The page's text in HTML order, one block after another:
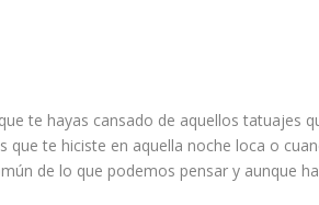
te hayas cansado de aquellos tatuajes
que te hiciste en aquella noche loca o
de lo que podemos pensar y aunque